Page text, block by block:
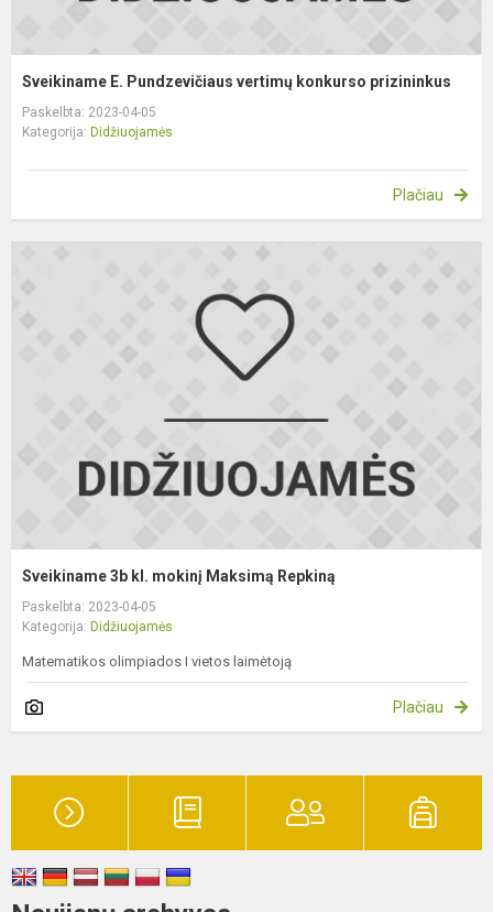
Sveikiname E. Pundzevičiaus vertimų konkurso prizininkus
Paskelbta: 2023-04-05
Kategorija: Didžiuojamės
Plačiau
Sveikiname 3b kl. mokinį Maksimą Repkiną
Paskelbta: 2023-04-05
Kategorija: Didžiuojamės
Matematikos olimpiados I vietos laimėtoją
Plačiau